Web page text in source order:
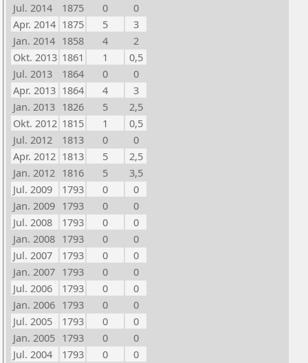
Jul. 2014
1875 0
0
Apr. 2014 1875 5
3
Jan. 2014 1858 4
2
Okt. 2013 1861 1
0,5
Jul. 2013
1864 0
0
Apr. 2013 1864 4
3
Jan. 2013 1826 5
2,5
Okt. 2012 1815 1
0,5
Jul. 2012
1813 0
0
Apr. 2012 1813 5
2,5
Jan. 2012 1816 5
3,5
Jul. 2009
1793 0
0
Jan. 2009 1793 0
0
Jul. 2008
1793 0
0
Jan. 2008 1793 0
0
Jul. 2007
1793 0
0
Jan. 2007 1793 0
0
Jul. 2006
1793 0
0
Jan. 2006 1793 0
0
Jul. 2005
1793 0
0
Jan. 2005 1793 0
0
Jul. 2004
1793 0
0